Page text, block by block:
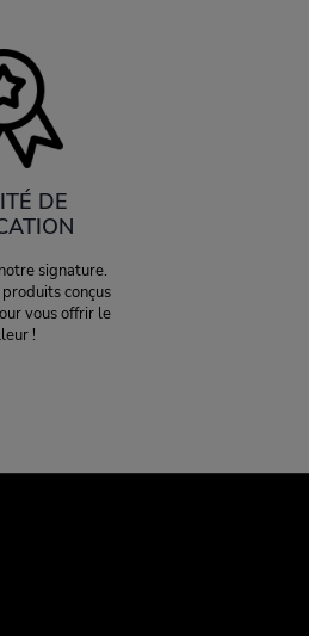
DE
signature.
conçus
vous offrir le
!